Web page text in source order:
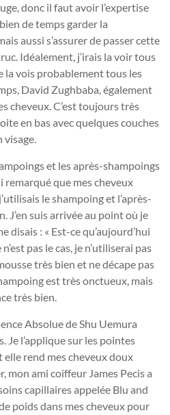
donc il faut avoir l’expertise
de temps garder la
aussi s’assurer de passer cette
Idéalement, j’irais la voir tous
la vois probablement tous les
David Zughbaba, également
cheveux. C’est toujours très
en bas avec quelques couches
visage.
et les après-shampoings
remarqué que mes cheveux
le shampoing et l’après-
J’en suis arrivée au point où je
disais : « Est-ce qu’aujourd’hui
pas le cas, je n’utiliserai pas
très bien et ne décape pas
est très onctueux, mais
très bien.
Absolue de Shu Uemura
Je l’applique sur les pointes
elle rend mes cheveux doux
mon ami coiffeur James Pecis a
capillaires appelée Blu and
poids dans mes cheveux pour